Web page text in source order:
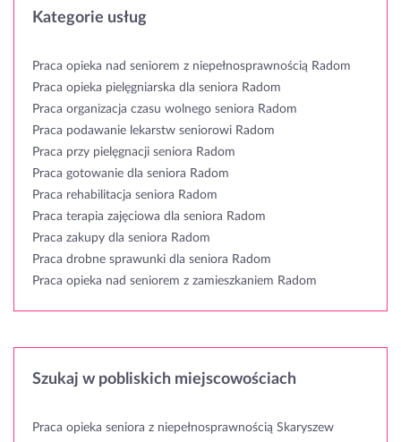
Kategorie usług
Praca opieka nad seniorem z niepełnosprawnością Radom
Praca opieka pielęgniarska dla seniora Radom
Praca organizacja czasu wolnego seniora Radom
Praca podawanie lekarstw seniorowi Radom
Praca przy pielęgnacji seniora Radom
Praca gotowanie dla seniora Radom
Praca rehabilitacja seniora Radom
Praca terapia zajęciowa dla seniora Radom
Praca zakupy dla seniora Radom
Praca drobne sprawunki dla seniora Radom
Praca opieka nad seniorem z zamieszkaniem Radom
Szukaj w pobliskich miejscowościach
Praca opieka seniora z niepełnosprawnością Skaryszew